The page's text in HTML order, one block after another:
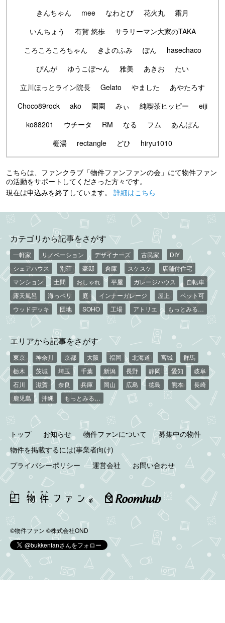
きんちゃん
mee なわとび 花火丸
霜月
いんちょう
有賀 悠歩
サラリーマン大家のTAKA
ころころころちゃん
きよのふみ ぽん
hasechaco
ぴんが
ゆうこぼ〜ん 雅美 あきお
たい
立川ほっとライン院長
Gelato やました
あやたろす
Choco89rock
ako 園園 みぃ 純喫茶ヒッピー
eiji
ko88201
ウチータ RM なる フム
あんぱん
棚湯
rectangle どひ hiryu1010
こちらは、ファンクラブ「物件ファンファンの会」にて物件ファン
の活動をサポートしてくださった方々です。
現在は申込みを終了しています。 詳細はこちら
カテゴリから記事をさがす
一軒家 リノベーション デザイナーズ 古民家
DIY
シェアハウス
別荘 豪邸 倉庫 スケスケ
店舗付住宅
マンション
土間 おしゃれ 平屋 ガレージハウス
自転車
露天風呂
海っペリ 庭 インナーガレージ 屋上
ペット可
ウッドデッキ
団地 SOHO 工場 アトリエ もっとみる…
エリアから記事をさがす
東京 神奈川 京都 大阪 福岡 北海道 宮城
群馬
栃木
茨城 埼玉 千葉 新潟 長野 静岡 愛知
岐阜
石川
滋賀 奈良 兵庫 岡山 広島 徳島 熊本
長崎
鹿児島
沖縄 もっとみる…
トップ お知らせ 物件ファンについて
募集中の物件
物件を掲載するには(事業者向け)
プライバシーポリシー
運営会社 お問い合わせ
©物件ファン ©株式会社OND